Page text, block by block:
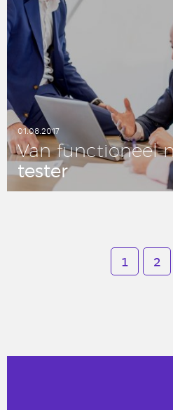
01.08.2017
Van func­ti­o­neel
tester
1 2